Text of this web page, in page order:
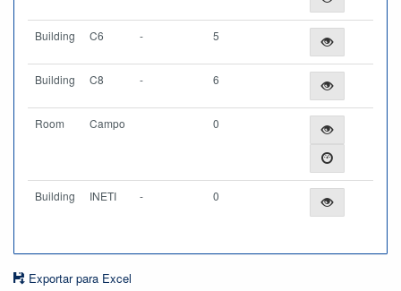
Building C6 - 5
Building C8 - 6
Room Campo 0
Building INETI - 0
Exportar para Excel